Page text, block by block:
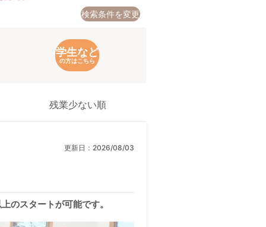
検索条件を変更
学生など
の方はこちら
残業少ない順
更新日： 2026/08/03
のスタートが可能です。